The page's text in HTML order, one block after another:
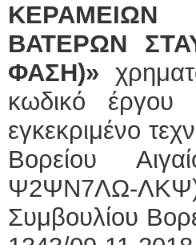
ΚΕΡΑΜΕΙΩΝ
ΒΑΤΕΡΩΝ
ΦΑΣΗ)»
κωδικό έργου
εγκεκριμένο
Βορείου
Ψ2ΨΝ7ΛΩ-
Συμβουλίου